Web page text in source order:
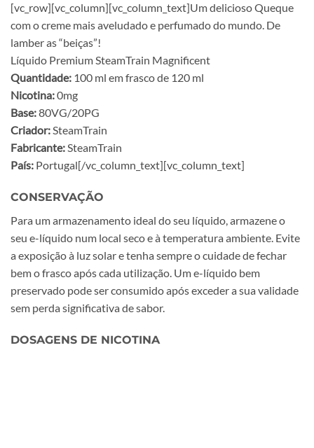
[vc_row][vc_column][vc_column_text]Um delicioso Queque
com o creme mais aveludado e perfumado do mundo. De
lamber as “beiças”!
Líquido Premium SteamTrain Magnificent
Quantidade: 100 ml em frasco de 120 ml
Nicotina:0mg
Base:80VG/20PG
Criador:SteamTrain
Fabricante:SteamTrain
País: Portugal[/vc_column_text][vc_column_text]
CONSERVAÇÃO
Para um armazenamento ideal do seu líquido, armazene o
seu e-líquido num local seco e à temperatura ambiente. Evite
a exposição à luz solar e tenha sempre o cuidade de fechar
bem o frasco após cada utilização. Um e-líquido bem
preservado pode ser consumido após exceder a sua validade
sem perda significativa de sabor.
DOSAGENS DE NICOTINA